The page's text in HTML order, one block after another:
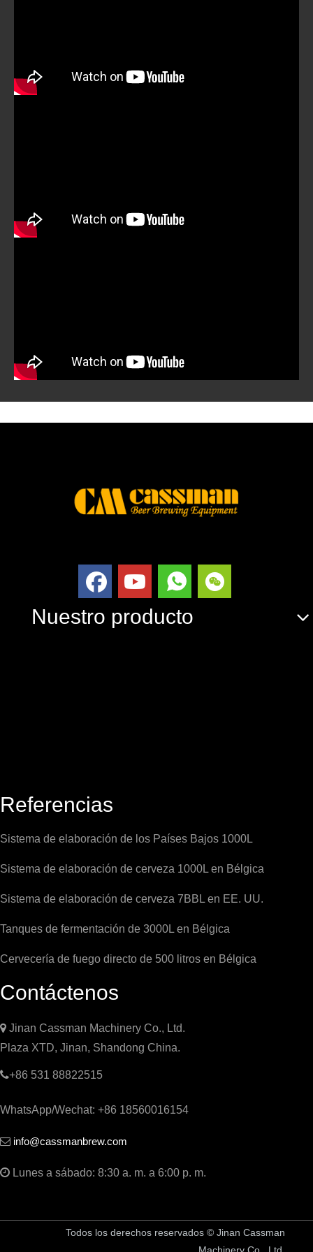
Nuestro producto
Referencias
Sistema de elaboración de los Países Bajos 1000L
Sistema de elaboración de cerveza 1000L en Bélgica
Sistema de elaboración de cerveza 7BBL en EE. UU.
Tanques de fermentación de 3000L en Bélgica
Cervecería de fuego directo de 500 litros en Bélgica
Contáctenos
 Jinan Cassman Machinery Co., Ltd.
Plaza XTD, Jinan, Shandong China.
+86 531 88822515
WhatsApp/Wechat: +86 18560016154
 info@cassmanbrew.com
 Lunes a sábado: 8:30 a. m. a 6:00 p. m.
Todos los derechos reservados © Jinan Cassman